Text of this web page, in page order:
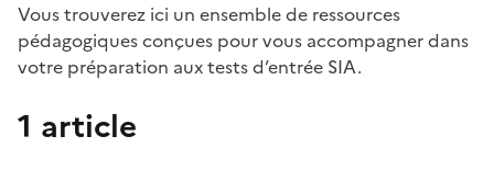
Vous trouverez ici un ensemble de ressources
pédagogiques conçues pour vous accompagner dans
votre préparation aux tests d’entrée SIA.
1 article